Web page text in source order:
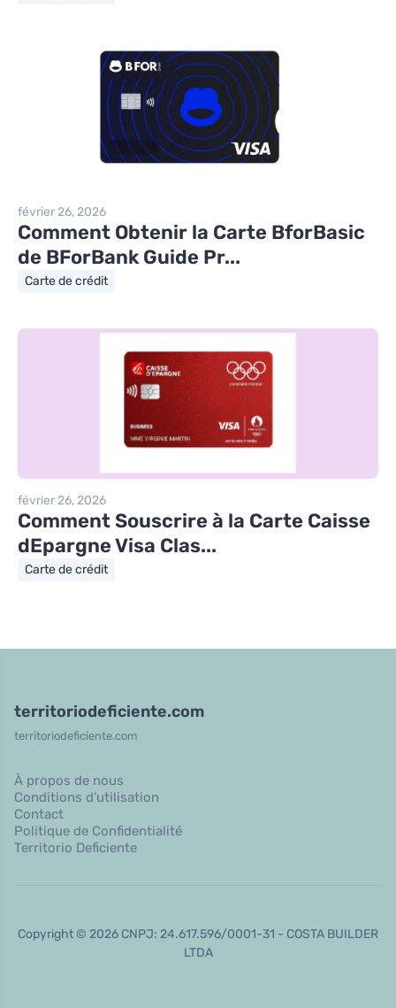
février 26, 2026
Comment Obtenir la Carte BforBasic
de BForBank Guide Pr...
Carte de crédit
février 26, 2026
Comment Souscrire à la Carte Caisse
dEpargne Visa Clas...
Carte de crédit
territoriodeficiente.com
territoriodeficiente.com
À propos de nous
Conditions d’utilisation
Contact
Politique de Confidentialité
Territorio Deficiente
Copyright © 2026 CNPJ: 24.617.596/0001-31 - COSTA BUILDER
LTDA